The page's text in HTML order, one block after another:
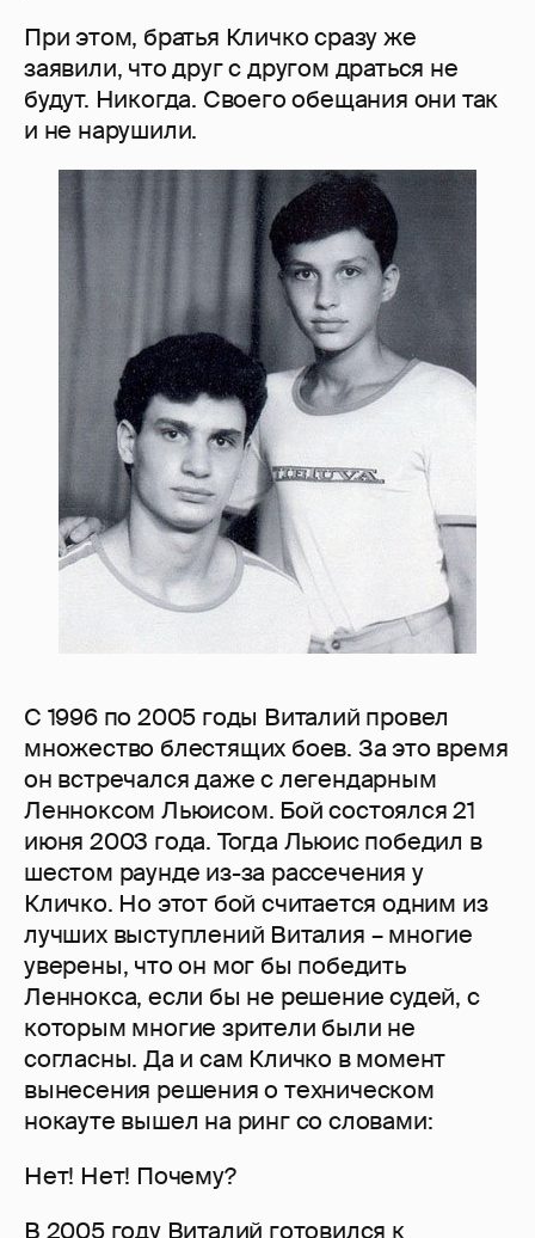
При этом, братья Кличко сразу же
заявили, что друг с другом драться не
будут. Никогда. Своего обещания они так
и не нарушили.
С 1996 по 2005 годы Виталий провел
множество блестящих боев. За это время
он встречался даже с легендарным
Ленноксом Льюисом. Бой состоялся 21
июня 2003 года. Тогда Льюис победил в
шестом раунде из-за рассечения у
Кличко. Но этот бой считается одним из
лучших выступлений Виталия – многие
уверены, что он мог бы победить
Леннокса, если бы не решение судей, с
которым многие зрители были не
согласны. Да и сам Кличко в момент
вынесения решения о техническом
нокауте вышел на ринг со словами:
Нет! Нет! Почему?
В 2005 году Виталий готовился к